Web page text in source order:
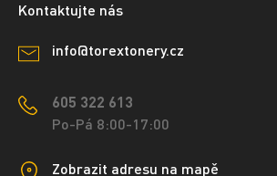
Kontaktujte nás
info@torextonery.cz
605 322 613
Po-Pá 8:00-17:00
Zobrazit adresu na mapě